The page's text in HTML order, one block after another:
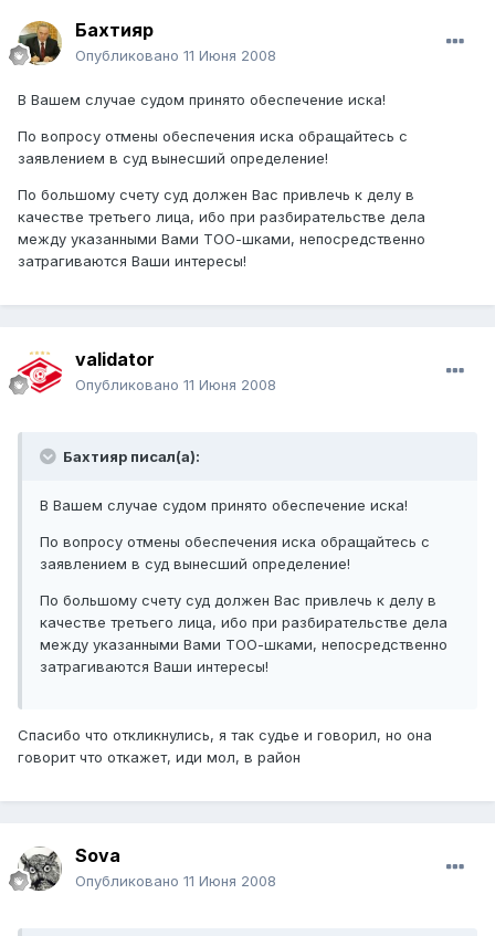
Бахтияр
Опубликовано 11 Июня 2008
В Вашем случае судом принято обеспечение иска!
По вопросу отмены обеспечения иска обращайтесь с
заявлением в суд вынесший определение!
По большому счету суд должен Вас привлечь к делу в
качестве третьего лица, ибо при разбирательстве дела
между указанными Вами ТОО-шками, непосредственно
затрагиваются Ваши интересы!
validator
Опубликовано 11 Июня 2008
Бахтияр писал(а):
В Вашем случае судом принято обеспечение иска!
По вопросу отмены обеспечения иска обращайтесь с
заявлением в суд вынесший определение!
По большому счету суд должен Вас привлечь к делу в
качестве третьего лица, ибо при разбирательстве дела
между указанными Вами ТОО-шками, непосредственно
затрагиваются Ваши интересы!
Спасибо что откликнулись, я так судье и говорил, но она
говорит что откажет, иди мол, в район
Sova
Опубликовано 11 Июня 2008